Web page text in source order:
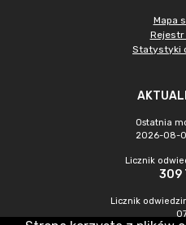
Mapa
Rejestr
Statystyki
Ostatnia
2026-08-
Licznik
309
Licznik